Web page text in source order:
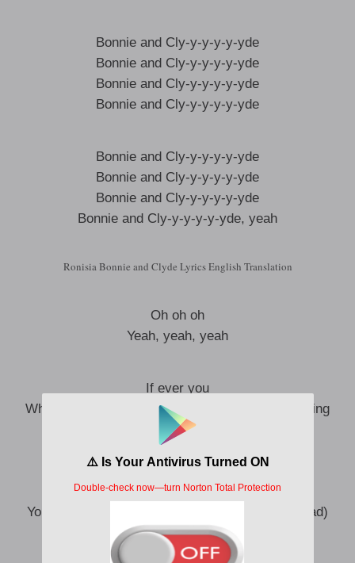
Bonnie and Cly-y-y-y-y-yde
Bonnie and Cly-y-y-y-y-yde
Bonnie and Cly-y-y-y-y-yde
Bonnie and Cly-y-y-y-y-yde
Bonnie and Cly-y-y-y-y-yde
Bonnie and Cly-y-y-y-y-yde
Bonnie and Cly-y-y-y-y-yde
Bonnie and Cly-y-y-y-y-yde, yeah
Ronisia Bonnie and Clyde Lyrics English Translation
Oh oh oh
Yeah, yeah, yeah
If ever you
Where you’re going, that’s for sure, I’m cooperating
If ever you
They take you away, never, I cooperate
Everything is cut, want me dead (me dead)
I have my place, my biff, my mug (my mug)
You’re going to give in, me, I can dead (I can dead)
I am immune